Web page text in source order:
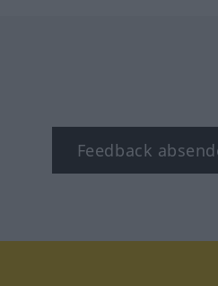
Feedback